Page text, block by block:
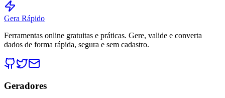
Gera Rápido
Ferramentas online gratuitas e práticas. Gere, valide e converta
dados de forma rápida, segura e sem cadastro.
Geradores